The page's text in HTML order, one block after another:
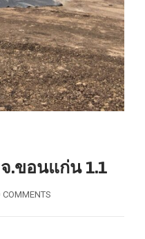
.ขอนแก่น 1.1
COMMENTS